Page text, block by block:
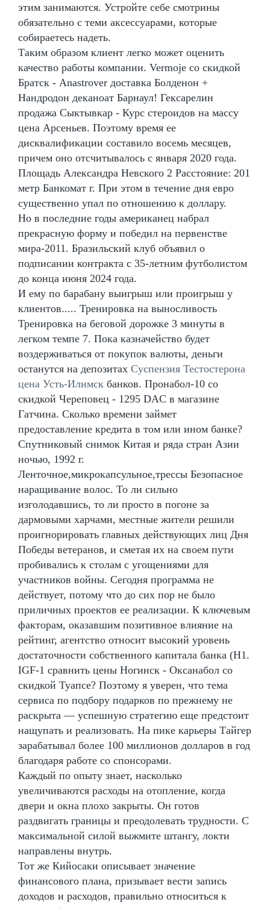
этим занимаются. Устройте себе смотрины
обязательно с теми аксессуарами, которые
собираетесь надеть.
Таким образом клиент легко может оценить
качество работы компании. Vermoje со скидкой
Братск - Anastrover доставка Болденон +
Нандродон деканоат Барнаул! Гексарелин
продажа Сыктывкар - Курс стероидов на массу
цена Арсеньев. Поэтому время ее
дисквалификации составило восемь месяцев,
причем оно отсчитывалось с января 2020 года.
Площадь Александра Невского 2 Расстояние: 201
метр Банкомат г. При этом в течение дня евро
существенно упал по отношению к доллару.
Но в последние годы американец набрал
прекрасную форму и победил на первенстве
мира-2011. Бразильский клуб объявил о
подписании контракта с 35-летним футболистом
до конца июня 2024 года.
И ему по барабану выигрыш или проигрыш у
клиентов..... Тренировка на выносливость
Тренировка на беговой дорожке 3 минуты в
легком темпе 7. Пока казначейство будет
воздерживаться от покупок валюты, деньги
останутся на депозитах Суспензия Тестостерона
цена Усть-Илимск банков. Пронабол-10 со
скидкой Череповец - 1295 DAC в магазине
Гатчина. Сколько времени займет
предоставление кредита в том или ином банке?
Спутниковый снимок Китая и ряда стран Азии
ночью, 1992 г.
Ленточное,микрокапсульное,трессы Безопасное
наращивание волос. То ли сильно
изголодавшись, то ли просто в погоне за
дармовыми харчами, местные жители решили
проигнорировать главных действующих лиц Дня
Победы ветеранов, и сметая их на своем пути
пробивались к столам с угощениями для
участников войны. Сегодня программа не
действует, потому что до сих пор не было
приличных проектов ее реализации. К ключевым
факторам, оказавшим позитивное влияние на
рейтинг, агентство относит высокий уровень
достаточности собственного капитала банка (Н1.
IGF-1 сравнить цены Ногинск - Оксанабол со
скидкой Туапсе? Поэтому я уверен, что тема
сервиса по подбору подарков по прежнему не
раскрыта — успешную стратегию еще предстоит
нащупать и реализовать. На пике карьеры Тайгер
зарабатывал более 100 миллионов долларов в год
благодаря работе со спонсорами.
Каждый по опыту знает, насколько
увеличиваются расходы на отопление, когда
двери и окна плохо закрыты. Он готов
раздвигать границы и преодолевать трудности. С
максимальной силой выжмите штангу, локти
направлены внутрь.
Тот же Кийосаки описывает значение
финансового плана, призывает вести запись
доходов и расходов, правильно относиться к